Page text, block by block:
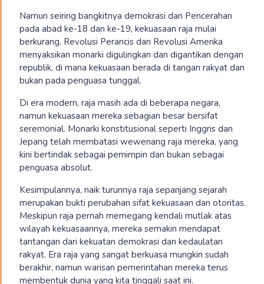
Namun seiring bangkitnya demokrasi dan Pencerahan
pada abad ke-18 dan ke-19, kekuasaan raja mulai
berkurang. Revolusi Perancis dan Revolusi Amerika
menyaksikan monarki digulingkan dan digantikan dengan
republik, di mana kekuasaan berada di tangan rakyat dan
bukan pada penguasa tunggal.
Di era modern, raja masih ada di beberapa negara,
namun kekuasaan mereka sebagian besar bersifat
seremonial. Monarki konstitusional seperti Inggris dan
Jepang telah membatasi wewenang raja mereka, yang
kini bertindak sebagai pemimpin dan bukan sebagai
penguasa absolut.
Kesimpulannya, naik turunnya raja sepanjang sejarah
merupakan bukti perubahan sifat kekuasaan dan otoritas.
Meskipun raja pernah memegang kendali mutlak atas
wilayah kekuasaannya, mereka semakin mendapat
tantangan dari kekuatan demokrasi dan kedaulatan
rakyat. Era raja yang sangat berkuasa mungkin sudah
berakhir, namun warisan pemerintahan mereka terus
membentuk dunia yang kita tinggali saat ini.